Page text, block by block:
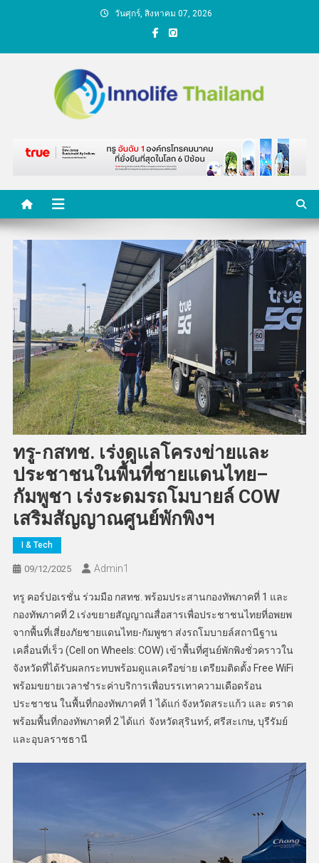
วันศุกร์, สิงหาคม 07, 2026
คนกับความคิด ชีวิตกับ
นวัตกรรม
ทรู-กสทช. เร่งดูแลโครงข่ายและ
ประชาชนในพื้นที่ชายแดนไทย–
กัมพูชา เร่งระดมรถโมบายล์ COW
เสริมสัญญาณศูนย์พักพิงฯ
I & Tech
09/12/2025 Admin​1
ทรู คอร์ปอเรชั่น ร่วมมือ กสทช. พร้อมประสานกองทัพภาคที่ 1 และ
กองทัพภาคที่ 2 เร่งขยายสัญญาณสื่อสารเพื่อประชาชนไทยที่อพยพ
จากพื้นที่เสี่ยงภัยชายแดนไทย-กัมพูชา ส่งรถโมบายล์สถานีฐาน
เคลื่อนที่เร็ว (Cell on Wheels: COW) เข้าพื้นที่ศูนย์พักพิงชั่วคราวใน
จังหวัดที่ได้รับผลกระทบพร้อมดูแลเครือข่าย เตรียมติดตั้ง Free WiFi
พร้อมขยายเวลาชำระค่าบริการเพื่อบรรเทาความเดือดร้อน
ประชาชน ในพื้นที่กองทัพภาคที่ 1 ได้แก่ จังหวัดสระแก้ว และ ตราด
พร้อมพื้นที่กองทัพภาคที่ 2 ได้แก่ จังหวัดสุรินทร์, ศรีสะเกษ, บุรีรัมย์
และอุบลราชธานี